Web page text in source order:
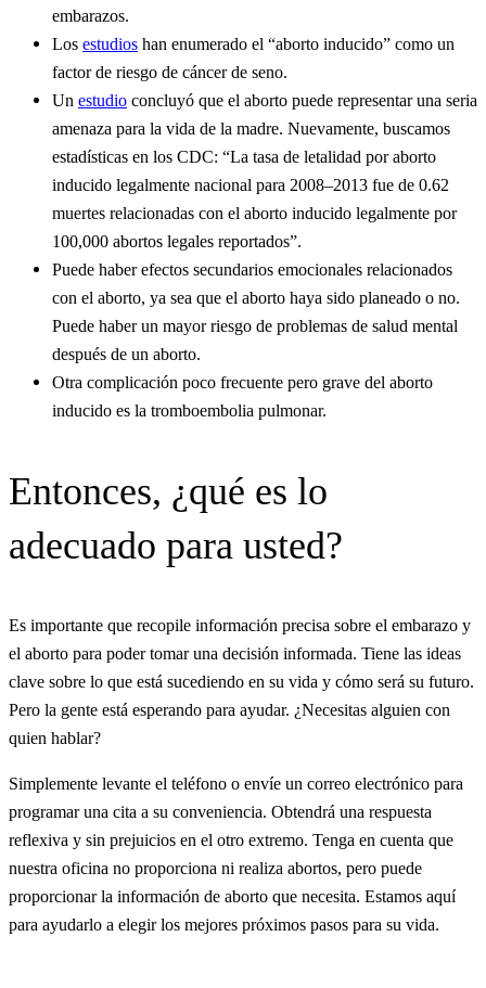
embarazos.
Los estudios han enumerado el “aborto inducido” como un
factor de riesgo de cáncer de seno.
Un estudio concluyó que el aborto puede representar una seria
amenaza para la vida de la madre. Nuevamente, buscamos
estadísticas en los CDC: “La tasa de letalidad por aborto
inducido legalmente nacional para 2008–2013 fue de 0.62
muertes relacionadas con el aborto inducido legalmente por
100,000 abortos legales reportados”.
Puede haber efectos secundarios emocionales relacionados
con el aborto, ya sea que el aborto haya sido planeado o no.
Puede haber un mayor riesgo de problemas de salud mental
después de un aborto.
Otra complicación poco frecuente pero grave del aborto
inducido es la tromboembolia pulmonar.
Entonces, ¿qué es lo
adecuado para usted?
Es importante que recopile información precisa sobre el embarazo y
el aborto para poder tomar una decisión informada. Tiene las ideas
clave sobre lo que está sucediendo en su vida y cómo será su futuro.
Pero la gente está esperando para ayudar. ¿Necesitas alguien con
quien hablar?
Simplemente levante el teléfono o envíe un correo electrónico para
programar una cita a su conveniencia. Obtendrá una respuesta
reflexiva y sin prejuicios en el otro extremo. Tenga en cuenta que
nuestra oficina no proporciona ni realiza abortos, pero puede
proporcionar la información de aborto que necesita. Estamos aquí
para ayudarlo a elegir los mejores próximos pasos para su vida.